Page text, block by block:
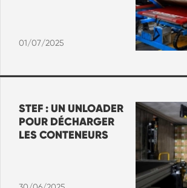
01/07/2025
STEF : UN UNLOADER
POUR DÉCHARGER
LES CONTENEURS